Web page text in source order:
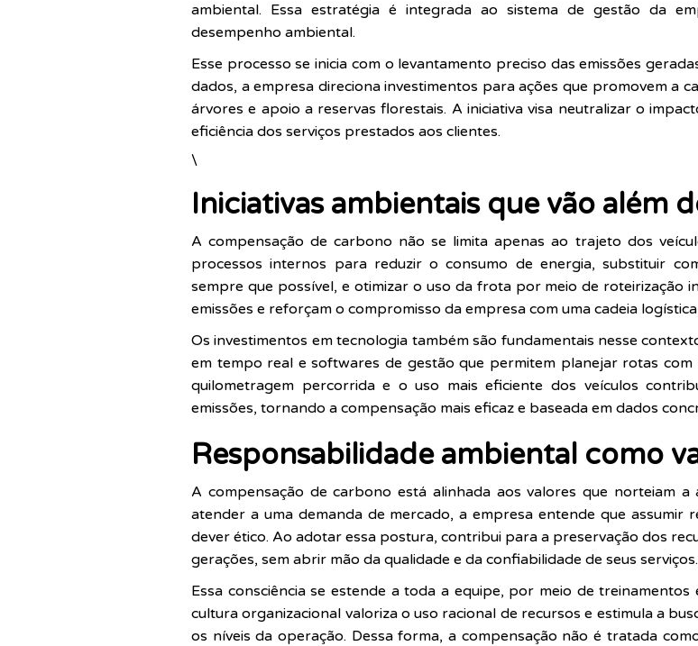
ambiental. Essa estratégia é integrada ao sistema de gestão da
desempenho ambiental.
Esse processo se inicia com o levantamento preciso das emissões
dados, a empresa direciona investimentos para ações que promovem a
árvores e apoio a reservas florestais. A iniciativa visa neutralizar o
eficiência dos serviços prestados aos clientes.
\
Iniciativas ambientais que vão além
A compensação de carbono não se limita apenas ao trajeto dos
processos internos para reduzir o consumo de energia, substituir
sempre que possível, e otimizar o uso da frota por meio de roteirização
emissões e reforçam o compromisso da empresa com uma cadeia
Os investimentos em tecnologia também são fundamentais nesse
em tempo real e softwares de gestão que permitem planejar rotas
quilometragem percorrida e o uso mais eficiente dos veículos
emissões, tornando a compensação mais eficaz e baseada em dados
Responsabilidade ambiental como
A compensação de carbono está alinhada aos valores que norteiam
atender a uma demanda de mercado, a empresa entende que assumir
dever ético. Ao adotar essa postura, contribui para a preservação dos
gerações, sem abrir mão da qualidade e da confiabilidade de seus serviços.
Essa consciência se estende a toda a equipe, por meio de
cultura organizacional valoriza o uso racional de recursos e estimula a
os níveis da operação. Dessa forma, a compensação não é tratada